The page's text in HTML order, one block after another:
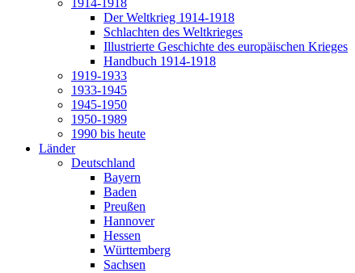
1914-1918
Der Weltkrieg 1914-1918
Schlachten des Weltkrieges
Illustrierte Geschichte des europäischen Krieges
Handbuch 1914-1918
1919-1933
1933-1945
1945-1950
1950-1989
1990 bis heute
Länder
Deutschland
Bayern
Baden
Preußen
Hannover
Hessen
Württemberg
Sachsen